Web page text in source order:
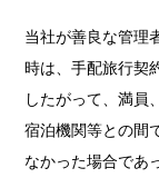
当社が善良な管理
時は、手配旅行契
したがって、満員
宿泊機関等との間
なかった場合であ